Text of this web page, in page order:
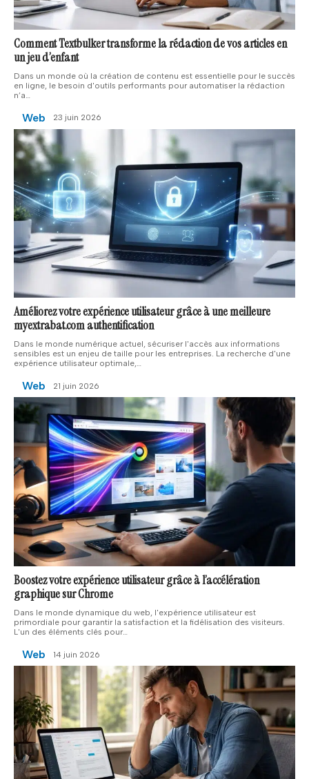
Comment Textbulker transforme la rédaction de vos articles en
un jeu d’enfant
Dans un monde où la création de contenu est essentielle pour le succès
en ligne, le besoin d'outils performants pour automatiser la rédaction
n’a
Web 23 juin 2026
Améliorez votre expérience utilisateur grâce à une meilleure
myextrabat.com authentification
Dans le monde numérique actuel, sécuriser l'accès aux informations
sensibles est un enjeu de taille pour les entreprises. La recherche d'une
expérience utilisateur optimale,…
Web 21 juin 2026
Boostez votre expérience utilisateur grâce à l’accélération
graphique sur Chrome
Dans le monde dynamique du web, l'expérience utilisateur est
primordiale pour garantir la satisfaction et la fidélisation des visiteurs.
L'un des éléments clés pour…
Web 14 juin 2026